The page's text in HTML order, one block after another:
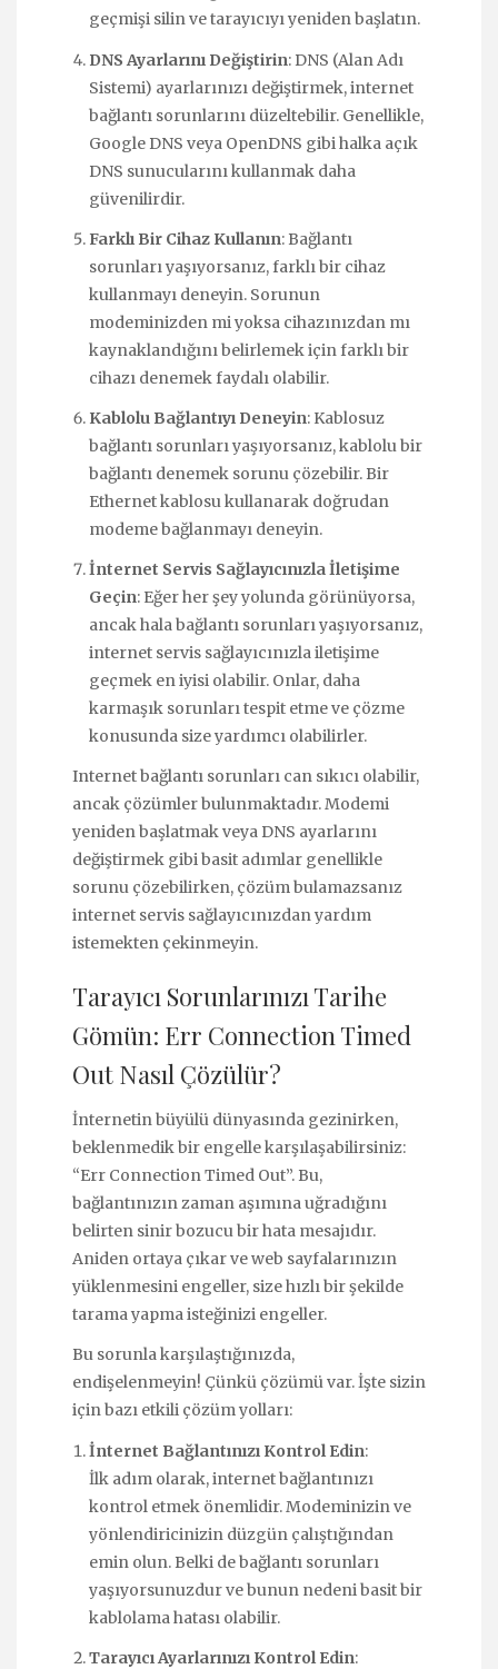
geçmişi silin ve tarayıcıyı yeniden başlatın.
DNS Ayarlarını Değiştirin: DNS (Alan Adı
Sistemi) ayarlarınızı değiştirmek, internet
bağlantı sorunlarını düzeltebilir. Genellikle,
Google DNS veya OpenDNS gibi halka açık
DNS sunucularını kullanmak daha
güvenilirdir.
Farklı Bir Cihaz Kullanın: Bağlantı
sorunları yaşıyorsanız, farklı bir cihaz
kullanmayı deneyin. Sorunun
modeminizden mi yoksa cihazınızdan mı
kaynaklandığını belirlemek için farklı bir
cihazı denemek faydalı olabilir.
Kablolu Bağlantıyı Deneyin: Kablosuz
bağlantı sorunları yaşıyorsanız, kablolu bir
bağlantı denemek sorunu çözebilir. Bir
Ethernet kablosu kullanarak doğrudan
modeme bağlanmayı deneyin.
İnternet Servis Sağlayıcınızla İletişime
Geçin: Eğer her şey yolunda görünüyorsa,
ancak hala bağlantı sorunları yaşıyorsanız,
internet servis sağlayıcınızla iletişime
geçmek en iyisi olabilir. Onlar, daha
karmaşık sorunları tespit etme ve çözme
konusunda size yardımcı olabilirler.
Internet bağlantı sorunları can sıkıcı olabilir,
ancak çözümler bulunmaktadır. Modemi
yeniden başlatmak veya DNS ayarlarını
değiştirmek gibi basit adımlar genellikle
sorunu çözebilirken, çözüm bulamazsanız
internet servis sağlayıcınızdan yardım
istemekten çekinmeyin.
Tarayıcı Sorunlarınızı Tarihe
Gömün: Err Connection Timed
Out Nasıl Çözülür?
İnternetin büyülü dünyasında gezinirken,
beklenmedik bir engelle karşılaşabilirsiniz:
“Err Connection Timed Out”. Bu,
bağlantınızın zaman aşımına uğradığını
belirten sinir bozucu bir hata mesajıdır.
Aniden ortaya çıkar ve web sayfalarınızın
yüklenmesini engeller, size hızlı bir şekilde
tarama yapma isteğinizi engeller.
Bu sorunla karşılaştığınızda,
endişelenmeyin! Çünkü çözümü var. İşte sizin
için bazı etkili çözüm yolları:
İnternet Bağlantınızı Kontrol Edin:
İlk adım olarak, internet bağlantınızı
kontrol etmek önemlidir. Modeminizin ve
yönlendiricinizin düzgün çalıştığından
emin olun. Belki de bağlantı sorunları
yaşıyorsunuzdur ve bunun nedeni basit bir
kablolama hatası olabilir.
Tarayıcı Ayarlarınızı Kontrol Edin: